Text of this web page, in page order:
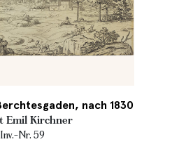
nach 1830
Emil Kirchner
Inv.-Nr. 59